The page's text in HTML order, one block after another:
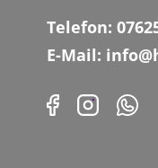
Telefon:
E-Mail: